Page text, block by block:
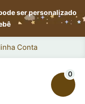
ser personalizado
Conta
0